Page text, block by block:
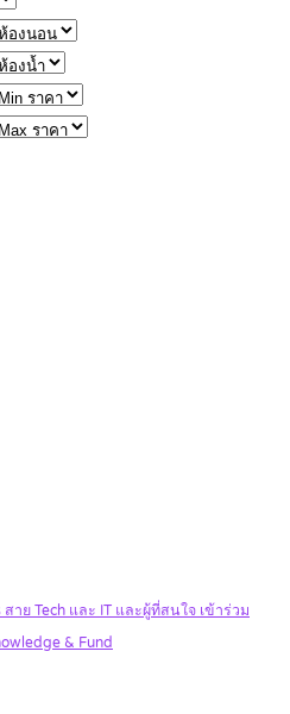
าย Tech และ IT และผู้ที่สนใจ เข้าร่วม
& Fund